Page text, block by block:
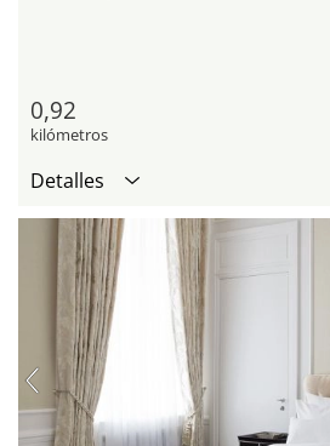
0,92
kilómetros
Detalles